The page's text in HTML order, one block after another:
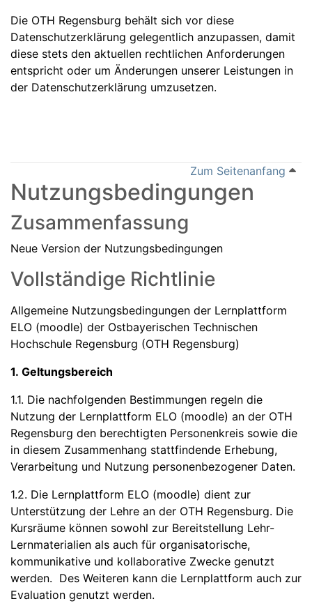
Die OTH Regensburg behält sich vor diese
Datenschutzerklärung gelegentlich anzupassen, damit
diese stets den aktuellen rechtlichen Anforderungen
entspricht oder um Änderungen unserer Leistungen in
der Datenschutzerklärung umzusetzen.
Zum Seitenanfang
Nutzungsbedingungen
Zusammenfassung
Neue Version der Nutzungsbedingungen
Vollständige Richtlinie
Allgemeine Nutzungsbedingungen der Lernplattform
ELO (moodle) der Ostbayerischen Technischen
Hochschule Regensburg (OTH Regensburg)
1. Geltungsbereich
1.1. Die nachfolgenden Bestimmungen regeln die
Nutzung der Lernplattform ELO (moodle) an der OTH
Regensburg den berechtigten Personenkreis sowie die
in diesem Zusammenhang stattfindende Erhebung,
Verarbeitung und Nutzung personenbezogener Daten.
1.2. Die Lernplattform ELO (moodle) dient zur
Unterstützung der Lehre an der OTH Regensburg. Die
Kursräume können sowohl zur Bereitstellung Lehr-
Lernmaterialien als auch für organisatorische,
kommunikative und kollaborative Zwecke genutzt
werden. Des Weiteren kann die Lernplattform auch zur
Evaluation genutzt werden.